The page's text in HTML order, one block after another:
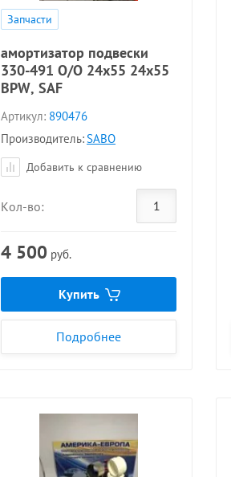
Запчасти
амортизатор подвески
330-491 O/O 24x55 24x55
BPW, SAF
Артикул: 890476
Производитель:SABO
Добавить к сравнению
Кол-во:
4 500 руб.
Купить
Подробнее